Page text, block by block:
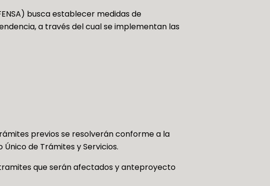
busca establecer medidas de
a través del cual se implementan las
previos se resolverán conforme a la
de Trámites y Servicios.
que serán afectados y anteproyecto